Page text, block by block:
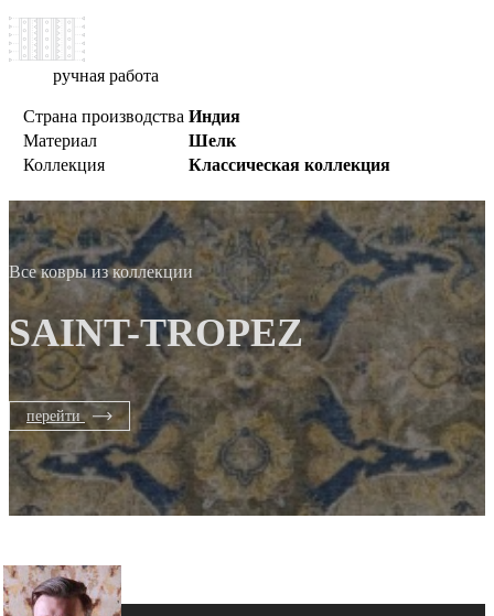
ручная работа
Страна производства Индия
Материал
Шелк
Коллекция
Классическая коллекция
Все ковры из коллекции
SAINT-TROPEZ
перейти